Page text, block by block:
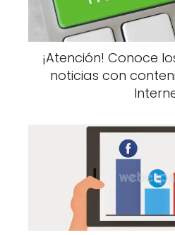
¡Atención! Conoce
noticias con